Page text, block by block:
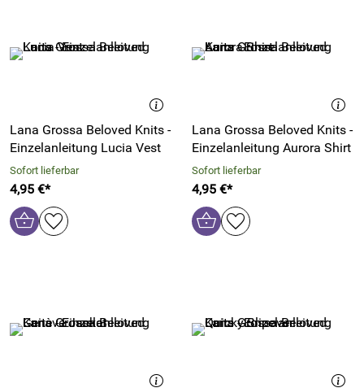
Lana Grossa Beloved Knits -
Einzelanleitung Lucia Vest
Sofort lieferbar
4,95 €*
Lana Grossa Beloved Knits -
Einzelanleitung Aurora Shirt
Sofort lieferbar
4,95 €*